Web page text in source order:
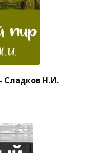
Сладков Н.И.